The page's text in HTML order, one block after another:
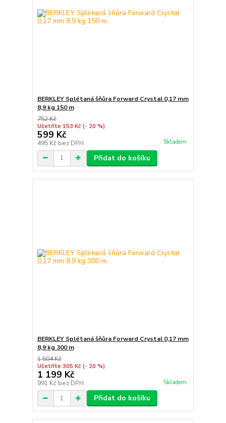
BERKLEY Splétaná šňůra Forward Crystal 0,17 mm
8,9 kg 150 m
752 Kč
Ušetříte 153 Kč (- 20 %)
599 Kč
495 Kč bez DPH Skladem
Přidat do košíku
BERKLEY Splétaná šňůra Forward Crystal 0,17 mm
8,9 kg 300 m
1 504 Kč
Ušetříte 305 Kč (- 20 %)
1 199 Kč
991 Kč bez DPH Skladem
Přidat do košíku